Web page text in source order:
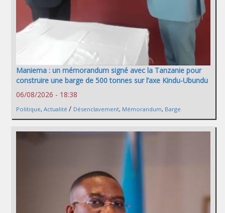
Maniema : un mémorandum signé avec la Tanzanie pour
construire une barge de 500 tonnes sur l’axe Kindu-Ubundu
06/08/2026 - 18:38
Politique, Actualité / Désenclavement, Mémorandum, Barge